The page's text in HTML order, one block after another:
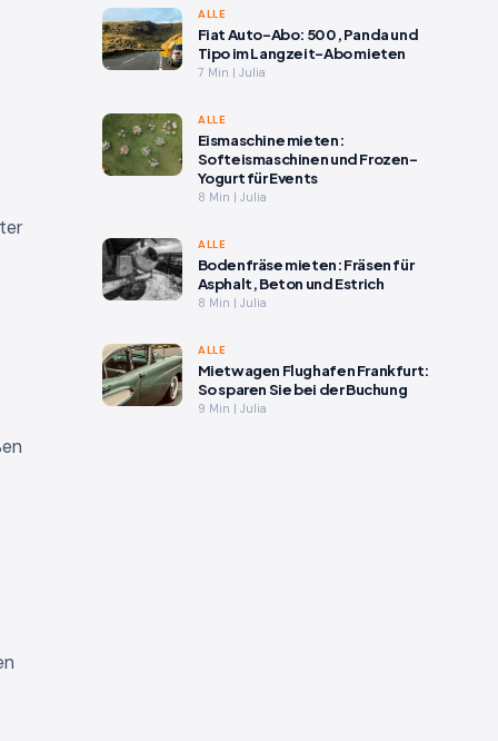
ALLE
Fiat Auto-Abo: 500, Panda und
Tipo im Langzeit-Abo mieten
7 Min | Julia
ALLE
Eismaschine mieten:
Softeismaschinen und Frozen-
Yogurt für Events
8 Min | Julia
ALLE
Bodenfräse mieten: Fräsen für
Asphalt, Beton und Estrich
8 Min | Julia
ALLE
Mietwagen Flughafen Frankfurt:
So sparen Sie bei der Buchung
9 Min | Julia